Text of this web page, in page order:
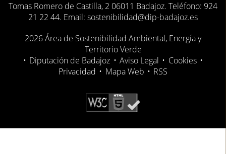
Tomas Romero de Castilla, 2 06011 Badajoz. Teléfono: 924
21 22 44. Email: sostenibilidad@dip-badajoz.es
2026 Área de Sostenibilidad Ambiental, Energía y
Territorio Verde
• Diputación de Badajoz • Aviso Legal • Cookies •
Privacidad • Mapa Web • RSS